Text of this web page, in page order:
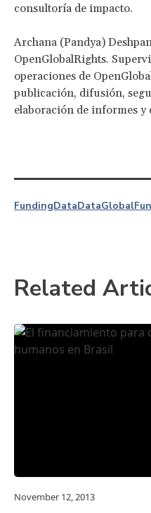
consultoría de impacto.
Archana (Pandya)
OpenGlobalRights.
operaciones de
publicación, difusión,
elaboración de informes y
FundingDataDataGlobal
Related
November 12, 2013